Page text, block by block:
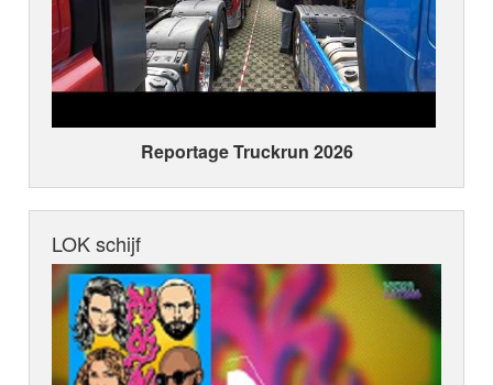
Reportage Truckrun 2026
LOK schijf